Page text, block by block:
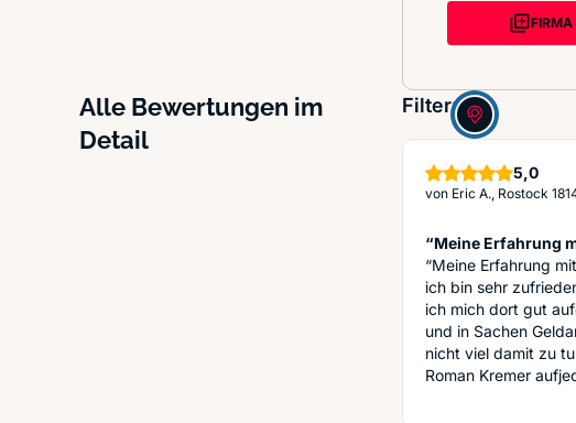
FIRMA
Alle Bewertungen im
Detail
Filter:
5,0
von Eric A., Rostock
“Meine Erfahrung
“Meine Erfahrung
ich bin sehr
ich mich dort gut
und in Sachen
nicht viel damit zu
Roman Kremer